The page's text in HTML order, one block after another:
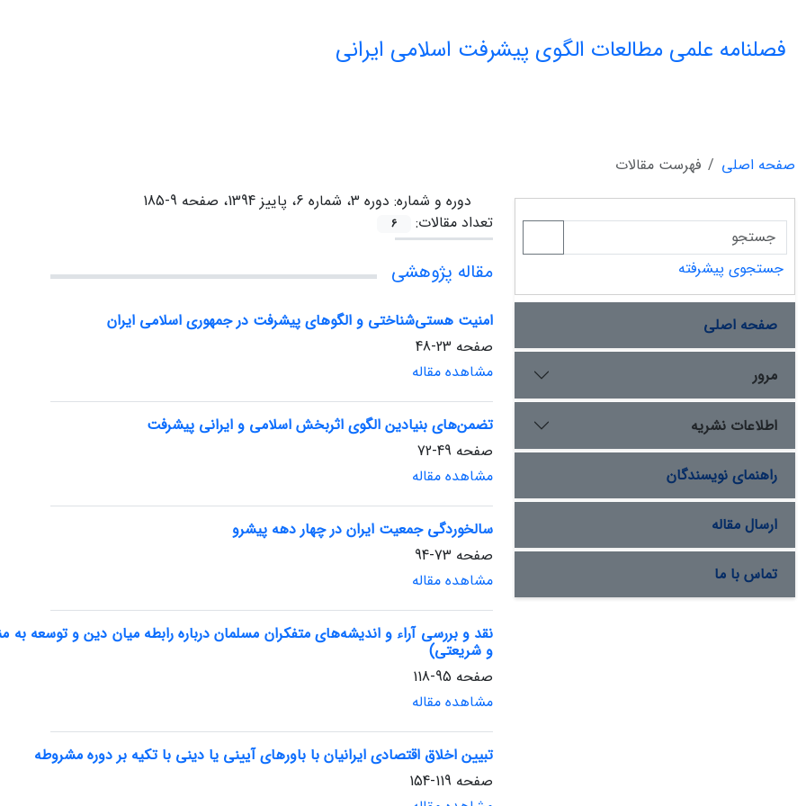
فصلنامه علمی مطالعات الگوی پیشرفت اسلامی ایرانی
صفحه اصلی
فهرست مقالات
دوره و شماره: دوره 3، شماره 6، پاییز 1394، صفحه 9-185
تعداد مقالات:
6
مقاله پژوهشی
امنیت هستی‌شناختی و الگوهای پیشرفت در جمهوری اسلامی ایران
صفحه 23-48
مشاهده مقاله
تضمن‌های بنیادین الگوی اثربخش اسلامی و ایرانی پیشرفت
صفحه 49-72
مشاهده مقاله
سالخوردگی جمعیت ایران در چهار دهه پیشرو
صفحه 73-94
مشاهده مقاله
نقد و بررسی آراء و اندیشه‌های متفکران مسلمان درباره رابطه میان دین و توسعه به
و شریعتی)
صفحه 95-118
مشاهده مقاله
تبیین اخلاق اقتصادی ایرانیان با باورهای آیینی یا دینی با تکیه بر دوره مشروطه
صفحه 119-154
جستجوی پیشرفته
صفحه اصلی
مرور
اطلاعات نشریه
راهنمای نویسندگان
ارسال مقاله
تماس با ما